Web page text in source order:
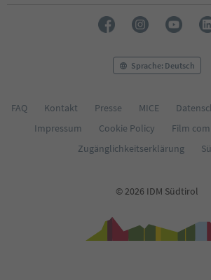
Sprache: Deutsch
FAQ Kontakt Presse MICE
Impressum
Cookie Policy Film
Zugänglichkeitserklärung
© 2026 IDM Südtirol